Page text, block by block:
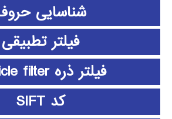
شناسایی
فیلتر تطبیقی
فیلتر ذره particle filter
کد SIFT